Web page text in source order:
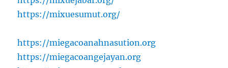
https://mixuesumut.org/
https://miegacoanahnasution.org
https://miegacoangejayan.org